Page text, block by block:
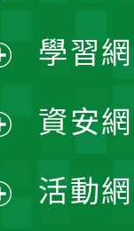
學習
資安
活動